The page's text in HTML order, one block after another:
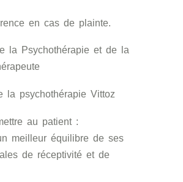
en cas de plainte.
la Psychothérapie et de la
la psychothérapie Vittoz
au patient :
meilleur équilibre de ses
de réceptivité et de